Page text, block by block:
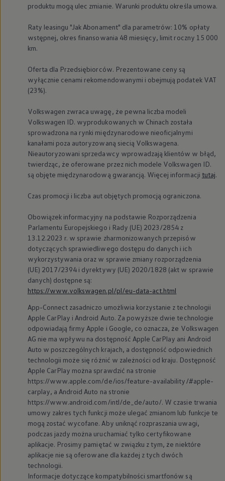
produktu mogą ulec zmianie. Warunki produktu określa umowa.
Raty leasingu "Jak Abonament" dla parametrów: 10% opłaty
wstępnej, okres finansowania 48 miesięcy, limit roczny 15 000
km.
Oferta dla Przedsiębiorców. Prezentowane ceny są
wyłącznie cenami rekomendowanymi i obejmują podatek VAT
(23%).
Volkswagen zwraca uwagę, że pewna liczba modeli
Volkswagen ID. wyprodukowanych w Chinach została
sprowadzona na rynki międzynarodowe nieoficjalnymi
kanałami poza autoryzowaną siecią Volkswagena.
Nieautoryzowani sprzedawcy wprowadzają klientów w błąd,
twierdząc, że oferowane przez nich modele Volkswagen ID.
są objęte międzynarodową gwarancją. Więcej informacji tutaj.
Czas promocji i liczba aut objętych promocją ograniczona.
Obowiązek informacyjny na podstawie Rozporządzenia
Parlamentu Europejskiego i Rady (UE) 2023/2854 z
13.12.2023 r. w sprawie zharmonizowanych przepisów
dotyczących sprawiedliwego dostępu do danych i ich
wykorzystywania oraz w sprawie zmiany rozporządzenia
(UE) 2017/2394 i dyrektywy (UE) 2020/1828 (akt w sprawie
danych) dostępne są:
https://www.volkswagen.pl/pl/eu-data-act.html
App-Connect zasadniczo umożliwia korzystanie z technologii
Apple CarPlay i Android Auto. Za powyższe dwie technologie
odpowiadają firmy Apple i Google, co oznacza, że Volkswagen
AG nie ma wpływu na dostępność Apple CarPlay ani Android
Auto w poszczególnych krajach, a dostępność odpowiednich
technologii może się różnić w zależności od kraju. Dostępność
Apple CarPlay można sprawdzić na stronie
https://www.apple.com/de/ios/feature-availability/#apple-
carplay, a Android Auto na stronie
https://www.android.com/intl/de_de/auto/. W czasie trwania
umowy zakres tych funkcji może ulegać zmianom lub funkcje te
mogą zostać wycofane. Aby uniknąć rozpraszania uwagi,
podczas jazdy można uruchamiać tylko certyfikowane
aplikacje. Prosimy pamiętać w związku z tym, że niektóre
aplikacje nie są oferowane dla każdej z tych dwóch
technologii.
Informacje dotyczące kompatybilności smartfonów są